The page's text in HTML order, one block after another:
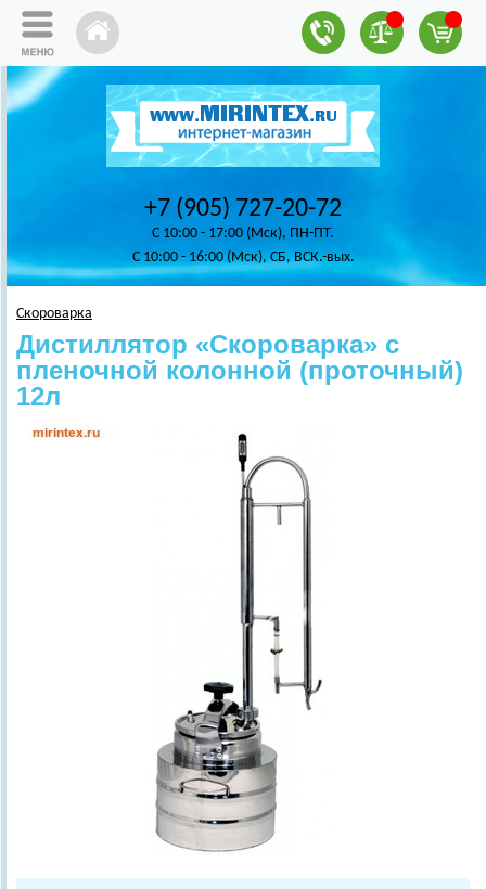
+7 (905) 727-20-72
C 10:00 - 17:00 (Мск), ПН-ПТ.
C 10:00 - 16:00 (Мск), СБ, ВСК.-вых.
Скороварка
Дистиллятор «Скороварка» с
пленочной колонной (проточный)
12л